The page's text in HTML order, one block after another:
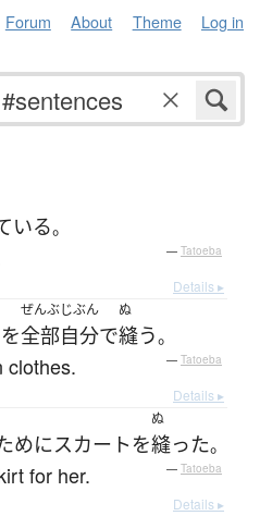
Forum About Theme Log in
いる。
— Tatoeba
Details ▸
を
ぜんぶ
全部
じぶん
自分で
ぬ
縫う。
clothes. — Tatoeba
Details ▸
めにスカート を
ぬ
縫った。
for her. — Tatoeba
Details ▸